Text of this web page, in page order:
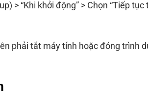
> “Khi khởi động” > Chọn “Tiếp tục
phải tắt máy tính hoặc đóng trình